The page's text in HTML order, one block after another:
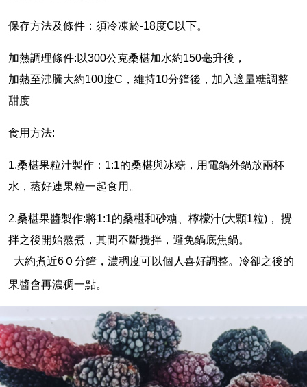
保存方法及條件：須冷凍於-18度C以下。
加熱調理條件:以300公克桑椹加水約150毫升後，
加熱至沸騰大約100度C，維持10分鐘後，加入適量糖調整
甜度
食用方法:
1.桑椹果粒汁製作：1:1的桑椹與冰糖，用電鍋外鍋放兩杯
水，蒸好連果粒一起食用。
2.桑椹果醬製作:將1:1的桑椹和砂糖、檸檬汁(大顆1粒)， 攪
拌之後開始熬煮，其間不斷攪拌，避免鍋底焦鍋。
大約煮近6０分鐘，濃稠度可以個人喜好調整。冷卻之後的
果醬會再濃稠一點。